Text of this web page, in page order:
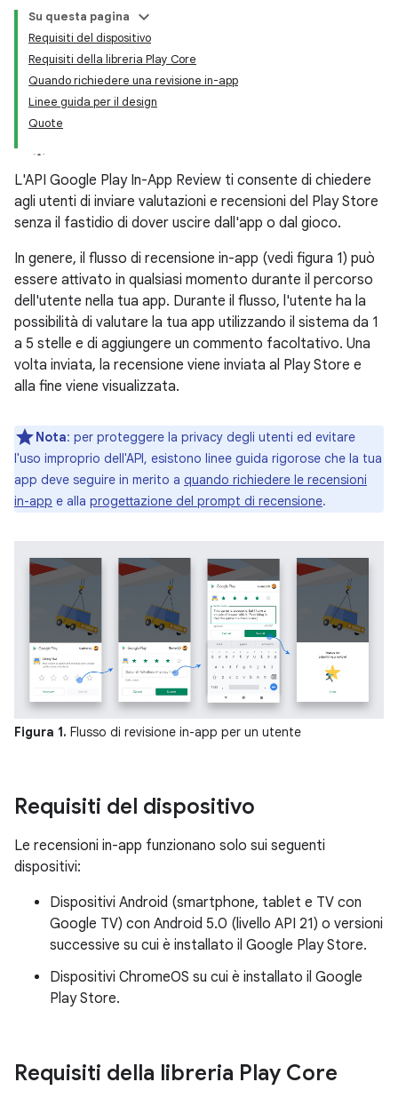
Su questa pagina
Requisiti del dispositivo
Requisiti della libreria Play Core
Quando richiedere una revisione in-app
Linee guida per il design
Quote
L'API Google Play In-App Review ti consente di chiedere
agli utenti di inviare valutazioni e recensioni del Play Store
senza il fastidio di dover uscire dall'app o dal gioco.
In genere, il flusso di recensione in-app (vedi figura 1) può
essere attivato in qualsiasi momento durante il percorso
dell'utente nella tua app. Durante il flusso, l'utente ha la
possibilità di valutare la tua app utilizzando il sistema da 1
a 5 stelle e di aggiungere un commento facoltativo. Una
volta inviata, la recensione viene inviata al Play Store e
alla fine viene visualizzata.
Nota: per proteggere la privacy degli utenti ed evitare
l'uso improprio dell'API, esistono linee guida rigorose che la tua
app deve seguire in merito a quando richiedere le recensioni
in-app e alla progettazione del prompt di recensione.
Figura 1. Flusso di revisione in-app per un utente
Requisiti del dispositivo
Le recensioni in-app funzionano solo sui seguenti
dispositivi:
Dispositivi Android (smartphone, tablet e TV con
Google TV) con Android 5.0 (livello API 21) o versioni
successive su cui è installato il Google Play Store.
Dispositivi ChromeOS su cui è installato il Google
Play Store.
Requisiti della libreria Play Core